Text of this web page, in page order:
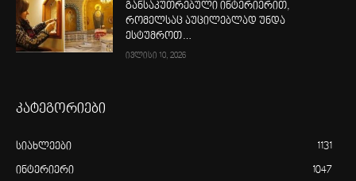
განსაკუთრებული ინტერიერით,
რომელსაც აუცილებლად უნდა
ესტუმროთ…
ივლისი 10, 2026
კატეგორიები
სიახლეები 1131
ინტერიერი 1047